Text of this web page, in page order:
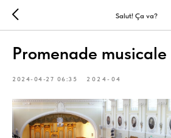
Salut! Ça va?
Promenade
2024-04-27 06:35 2024-04